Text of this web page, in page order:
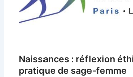
Naissances : réflexion
pratique de sage-femme